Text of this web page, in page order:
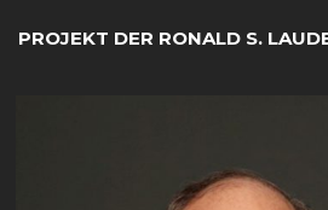
PROJEKT DER RONALD S.